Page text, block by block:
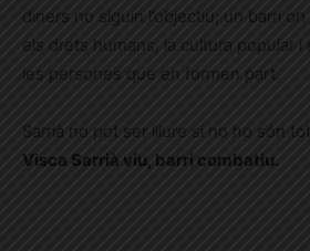
diners no siguin l’objectiu; un barri
els drets humans, la cultura popular
les persones que en formen part.
Sarrià no pot ser lliure si no ho són
Visca Sarrià viu, barri combatiu.